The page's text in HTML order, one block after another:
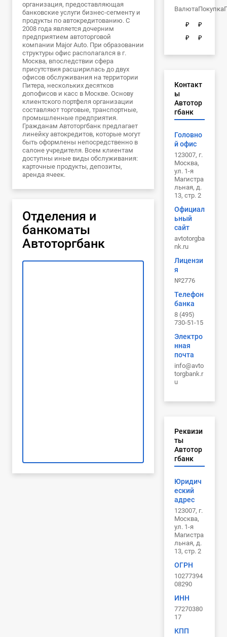
организация, предоставляющая
банковские услуги бизнес-сегменту и
продукты по автокредитованию. С
2008 года является дочерним
предприятием автоторговой
компании Major Auto. При образовании
структуры офис располагался в г.
Москва, впоследствии сфера
присутствия расширилась до двух
офисов обслуживания на территории
Питера, нескольких десятков
допофисов и касс в Москве. Основу
клиентского портфеля организации
составляют торговые, транспортные,
промышленные предприятия.
Гражданам Автоторгбанк предлагает
линейку автокредитов, которые могут
быть оформлены непосредственно в
салоне учредителя. Всем клиентам
доступны иные виды обслуживания:
карточные продукты, депозиты,
аренда ячеек.
Отделения и
банкоматы
Автоторгбанк
ВалютаПокупка
₽
₽
₽
₽
Контакт
ы
Автотор
гбанк
Головно
й офис
123007, г.
Москва,
ул. 1-я
Магистра
льная, д.
13, стр. 2
Официал
ьный
сайт
avtotorgba
nk.ru
Лицензи
я
№2776
Телефон
банка
8 (495)
730-51-15
Электро
нная
почта
info@avto
torgbank.r
u
Реквизи
ты
Автотор
гбанк
Юридич
еский
адрес
123007, г.
Москва,
ул. 1-я
Магистра
льная, д.
13, стр. 2
ОГРН
10277394
08290
ИНН
77270380
17
КПП